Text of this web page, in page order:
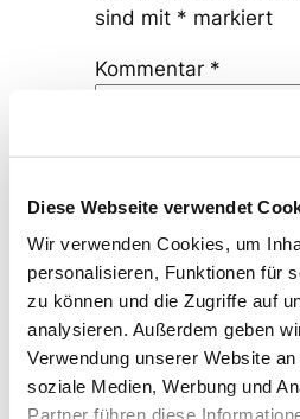
Diese Webseite verwendet
Wir verwenden Cookies, um
personalisieren, Funktionen für
zu können und die Zugriffe auf
analysieren. Außerdem geben
Verwendung unserer Website
soziale Medien, Werbung und
Partner führen diese
sind mit * markiert
Kommentar *
Name *
E-Mail-Adresse *